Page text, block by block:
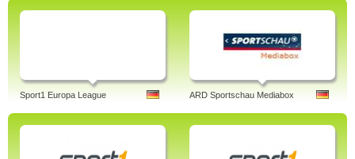
Sport1 Europa League ARD Sportschau Mediabox